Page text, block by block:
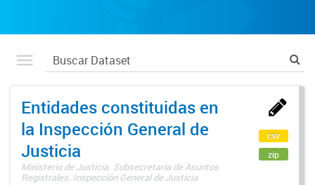
Entidades constituidas en
la Inspección General de
Justicia
Ministerio de Justicia. Subsecretaría de Asuntos
Registrales. Inspección General de Justicia
csv
zip